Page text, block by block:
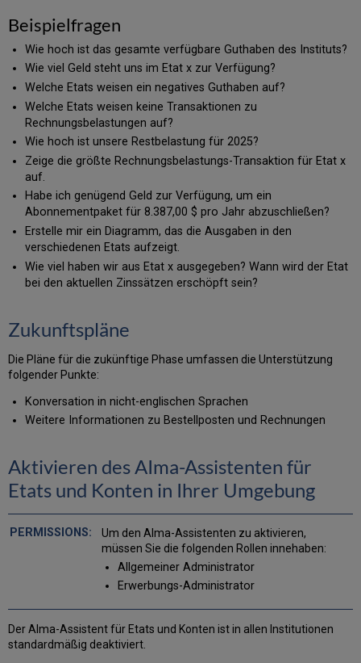
Beispielfragen
Wie hoch ist das gesamte verfügbare Guthaben des Instituts?
Wie viel Geld steht uns im Etat x zur Verfügung?
Welche Etats weisen ein negatives Guthaben auf?
Welche Etats weisen keine Transaktionen zu
Rechnungsbelastungen auf?
Wie hoch ist unsere Restbelastung für 2025?
Zeige die größte Rechnungsbelastungs-Transaktion für Etat x
auf.
Habe ich genügend Geld zur Verfügung, um ein
Abonnementpaket für 8.387,00 $ pro Jahr abzuschließen?
Erstelle mir ein Diagramm, das die Ausgaben in den
verschiedenen Etats aufzeigt.
Wie viel haben wir aus Etat x ausgegeben? Wann wird der Etat
bei den aktuellen Zinssätzen erschöpft sein?
Zukunftspläne
Die Pläne für die zukünftige Phase umfassen die Unterstützung
folgender Punkte:
Konversation in nicht-englischen Sprachen
Weitere Informationen zu Bestellposten und Rechnungen
Aktivieren des AIma-Assistenten für
Etats und Konten in Ihrer Umgebung
Um den Alma-Assistenten zu aktivieren,
müssen Sie die folgenden Rollen innehaben:
Allgemeiner Administrator
Erwerbungs-Administrator
Der Alma-Assistent für Etats und Konten ist in allen Institutionen
standardmäßig deaktiviert.